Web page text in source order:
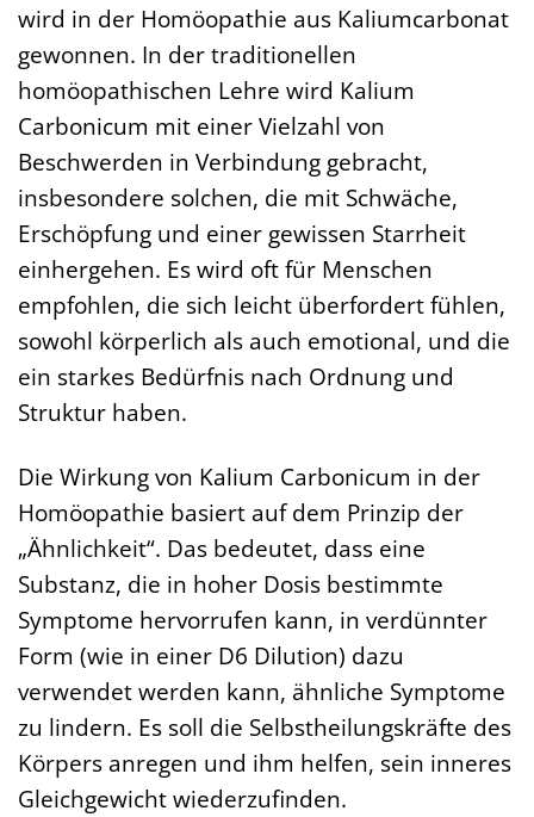
wird in der Homöopathie aus Kaliumcarbonat
gewonnen. In der traditionellen
homöopathischen Lehre wird Kalium
Carbonicum mit einer Vielzahl von
Beschwerden in Verbindung gebracht,
insbesondere solchen, die mit Schwäche,
Erschöpfung und einer gewissen Starrheit
einhergehen. Es wird oft für Menschen
empfohlen, die sich leicht überfordert fühlen,
sowohl körperlich als auch emotional, und die
ein starkes Bedürfnis nach Ordnung und
Struktur haben.
Die Wirkung von Kalium Carbonicum in der
Homöopathie basiert auf dem Prinzip der
„Ähnlichkeit“. Das bedeutet, dass eine
Substanz, die in hoher Dosis bestimmte
Symptome hervorrufen kann, in verdünnter
Form (wie in einer D6 Dilution) dazu
verwendet werden kann, ähnliche Symptome
zu lindern. Es soll die Selbstheilungskräfte des
Körpers anregen und ihm helfen, sein inneres
Gleichgewicht wiederzufinden.